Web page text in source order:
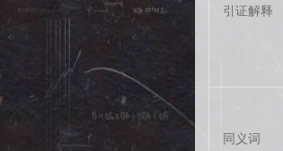
引证解释
同义词